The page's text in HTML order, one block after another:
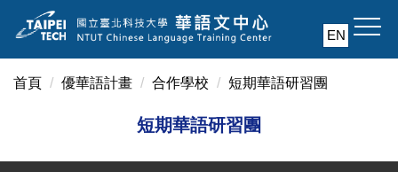
到
主
要
EN
首頁 優華語計畫 合作學校 短期華語研習團
短期華語研習團